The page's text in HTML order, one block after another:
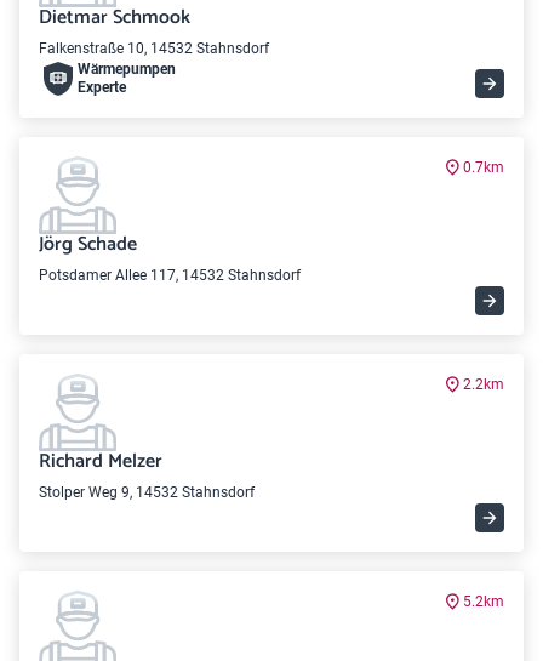
Dietmar Schmook
Falkenstraße 10, 14532 Stahnsdorf
Wärme­pumpen
Experte
0.7km
Jörg Schade
Potsdamer Allee 117, 14532 Stahnsdorf
2.2km
Richard Melzer
Stolper Weg 9, 14532 Stahnsdorf
5.2km